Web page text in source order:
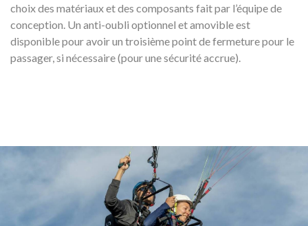
choix des matériaux et des composants fait par l’équipe de
conception. Un anti-oubli optionnel et amovible est
disponible pour avoir un troisième point de fermeture pour le
passager, si nécessaire (pour une sécurité accrue).